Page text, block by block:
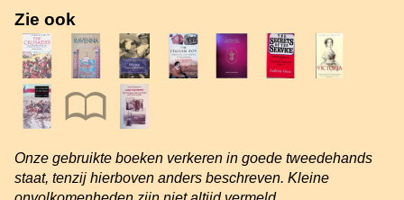
Zie ook
Onze gebruikte boeken verkeren in goede tweedehands
staat, tenzij hierboven anders beschreven. Kleine